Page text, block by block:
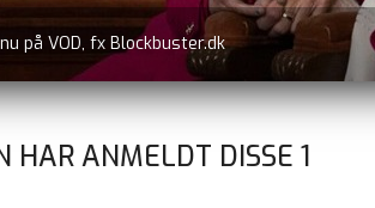
nu på VOD, fx Blockbuster.dk
HAR ANMELDT DISSE 1